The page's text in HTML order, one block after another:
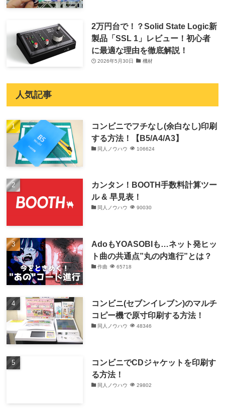
2万円台で！？Solid State Logic新
製品「SSL 1」レビュー！初心者
に最適な理由を徹底解説！
2026年5月30日 機材
人気記事
コンビニでフチなし(余白なし)印刷
する方法！【B5/A4/A3】
同人ノウハウ 106624
カンタン！BOOTH手数料計算ツー
ル & 早見表！
同人ノウハウ 90030
AdoもYOASOBIも…ネット発ヒッ
ト曲の共通点”丸の内進行”とは？
作曲 65718
コンビニ(セブンイレブン)のマルチ
コピー機で原寸印刷する方法！
同人ノウハウ 48346
コンビニでCDジャケットを印刷す
る方法！
同人ノウハウ 29802